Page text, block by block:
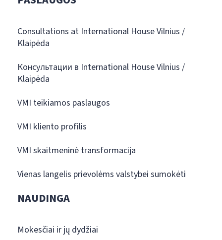
Consultations at International House Vilnius /
Klaipėda
Консультации в International House Vilnius /
Klaipėda
VMI teikiamos paslaugos
VMI kliento profilis
VMI skaitmeninė transformacija
Vienas langelis prievolėms valstybei sumokėti
NAUDINGA
Mokesčiai ir jų dydžiai